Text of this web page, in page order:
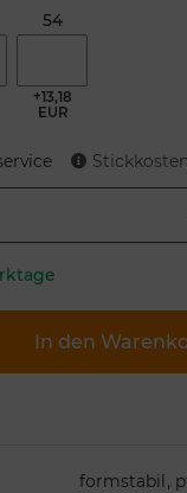
54
+13,18
EUR
In den
formstabil ,